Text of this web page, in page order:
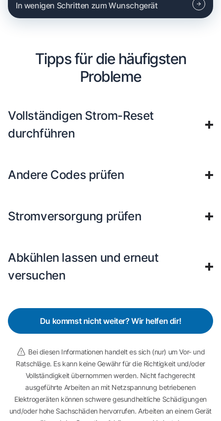
In wenigen Schritten zum Wunschgerät
Tipps für die häufigsten
Probleme
Vollständigen Strom-Reset
durchführen
Andere Codes prüfen
Stromversorgung prüfen
Abkühlen lassen und erneut
versuchen
Du kommst nicht weiter? Wir helfen dir!
Bei diesen Informationen handelt es sich (nur) um Vor- und
Ratschläge. Es kann keine Gewähr für die Richtigkeit und/oder
Vollständigkeit übernommen werden. Nicht fachgerecht
ausgeführte Arbeiten an mit Netzspannung betriebenen
Elektrogeräten können schwere gesundheitliche Schädigungen
und/oder hohe Sachschäden hervorrufen. Arbeiten an einem Gerät